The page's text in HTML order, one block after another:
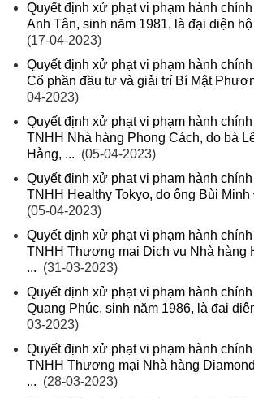
Quyết định xử phạt vi phạm hành
Anh Tân, sinh năm 1981, là đại diện
(17-04-2023)
Quyết định xử phạt vi phạm hành
Cổ phần đầu tư và giải trí Bí Mật
04-2023)
Quyết định xử phạt vi phạm hành
TNHH Nhà hàng Phong Cách, do bà
Hằng, ... (05-04-2023)
Quyết định xử phạt vi phạm hành
TNHH Healthy Tokyo, do ông Bùi
(05-04-2023)
Quyết định xử phạt vi phạm hành
TNHH Thương mại Dịch vụ Nhà hàng
... (31-03-2023)
Quyết định xử phạt vi phạm hành
Quang Phúc, sinh năm 1986, là đại
03-2023)
Quyết định xử phạt vi phạm hành
TNHH Thương mại Nhà hàng
... (28-03-2023)